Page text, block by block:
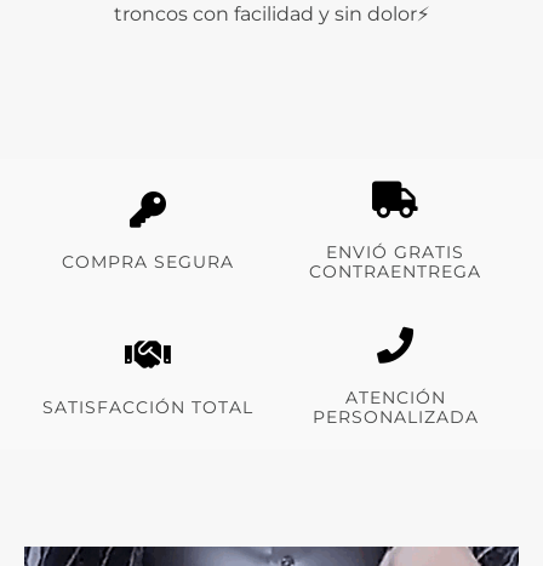
troncos con facilidad y sin dolor⚡
COMPRA SEGURA
ENVIÓ GRATIS
CONTRAENTREGA
SATISFACCIÓN TOTAL
ATENCIÓN
PERSONALIZADA